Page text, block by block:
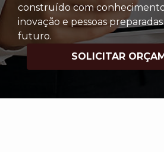
construído com
inovação e pessoas
futuro.
SOLICITAR